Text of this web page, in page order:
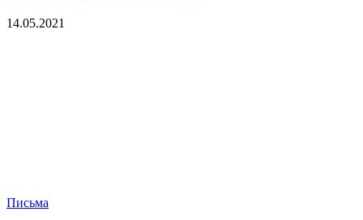
14.05.2021
Письма